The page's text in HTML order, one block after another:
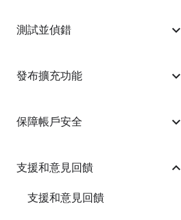
測試並偵錯
發布擴充功能
保障帳戶安全
支援和意見回饋
支援和意見回饋